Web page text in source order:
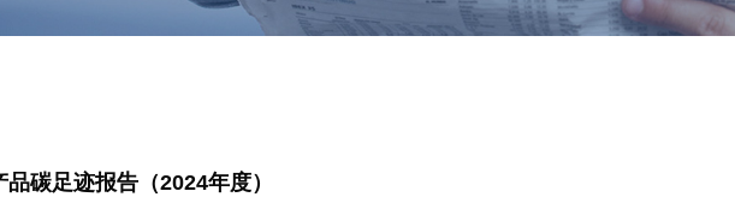
碳足迹报告（2024年度）